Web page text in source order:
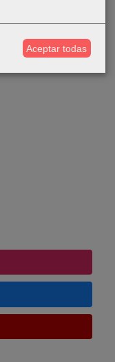
Aceptar todas